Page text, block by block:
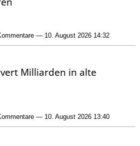
— 10. August 2026 14:32
Milliarden in alte
— 10. August 2026 13:40